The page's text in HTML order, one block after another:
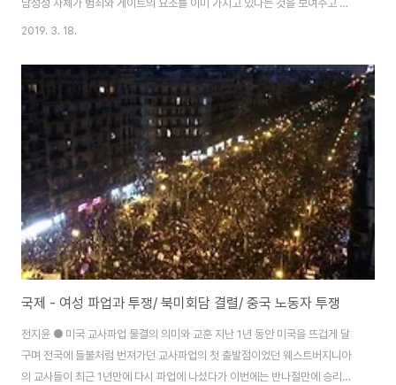
남성성 자체가 범죄와 게이트의 요소를 이미 가지고 있다는 것을 보여주고 있
기 때문이다. 바로 최근까지도, ‘성차별은 주로 기성세대의 문제이고 요즘 젊은
회에 나오기 전까지는 차별을 별로 느끼기 어렵다, 성인지 감수성이라는 만능
키로 모든 남성을 가해자로 만들어버리면 안 된다’... 이런 말들을 하던 사람들
은 스스로를 돌아봐야 마땅하다. ‘소수의 남성들만이 성폭력을 저지르고, 성차
별로 보통 남성들이 얻는 이득은 없으며, 평범한 여성과 남성은 동일한 이해관
계를 가지고 있기에 단결해야 한..
2019. 3. 18.
국제 - 여성 파업과 투쟁/ 북미회담 결렬/ 중국 노동자 투쟁
전지윤 ● 미국 교사파업 물결의 의미와 교훈 지난 1년 동안 미국을 뜨겁게 달
구며 전국에 들불처럼 번져가던 교사파업의 첫 출발점이었던 웨스트버지니아
의 교사들이 최근 1년만에 다시 파업에 나섰다가 이번에는 반나절만에 승리했